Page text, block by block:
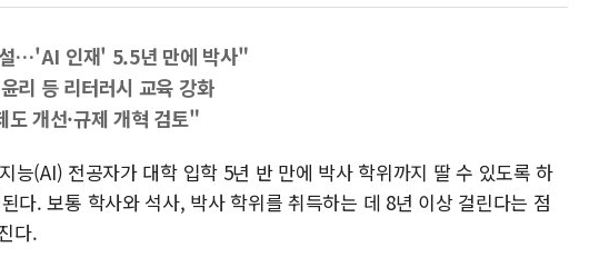
[르포] 39도 폭염 속 잠실 개표소 시
강원·전라권 폭염중대경보 확대…온
빚투·레버리지 줄었지만, 반도체 두
설…'AI 인재' 5.5년 만에 박사"
리 등 리터러시 교육 강화
개선·규제 개혁 검토"
능(AI) 전공자가 대학 입학 5년 반 만에 박사 학위까지 딸 수 있도록 하
다. 보통 학사와 석사, 박사 학위를 취득하는 데 8년 이상 걸린다는 점
다.